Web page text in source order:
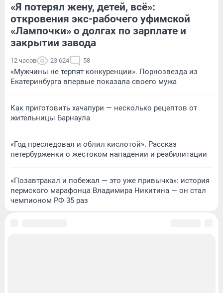
«Я потерял жену, детей, всё»:
откровения экс-рабочего уфимской
«Лампочки» о долгах по зарплате и
закрытии завода
12 часов 23 624 58
«Мужчины не терпят конкуренции». Порнозвезда из
Екатеринбурга впервые показала своего мужа
Как приготовить хачапури — несколько рецептов от
жительницы Барнаула
«Год преследовал и облил кислотой». Рассказ
петербурженки о жестоком нападении и реабилитации
«Позавтракал и побежал — это уже привычка»: история
пермского марафонца Владимира Никитина — он стал
чемпионом РФ 35 раз